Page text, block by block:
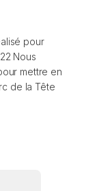
pour
Nous
mettre en
de la Tête